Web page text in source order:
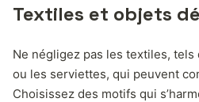
Textiles et objets
Ne négligez pas les textiles,
ou les serviettes, qui peuvent
Choisissez des motifs qui